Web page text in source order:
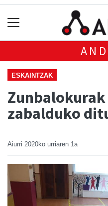
ESKAINTZAK
zabalduko
Aiurri 2020ko urriaren 1a